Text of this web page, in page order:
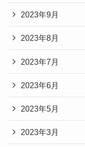
2023年9月
2023年8月
2023年7月
2023年6月
2023年5月
2023年3月